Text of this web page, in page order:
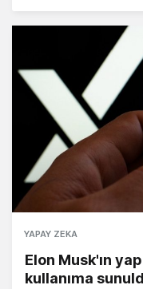
YAPAY ZEKA
Elon Musk'ın
kullanıma